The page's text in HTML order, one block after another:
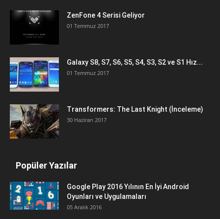
ZenFone 4 Serisi Geliyor
01 Temmuz 2017
Galaxy S8, S7, S6, S5, S4, S3, S2 ve S1 Hız...
01 Temmuz 2017
Transformers: The Last Knight (İnceleme)
30 Haziran 2017
Popüler Yazılar
Google Play 2016 Yılının En İyi Android
Oyunları ve Uygulamaları
05 Aralık 2016